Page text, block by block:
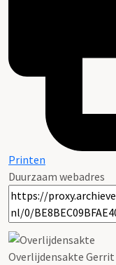
Printen
Duurzaam webadres
Overlijdensakte